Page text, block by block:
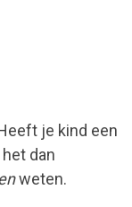
je kind een
dan
weten.